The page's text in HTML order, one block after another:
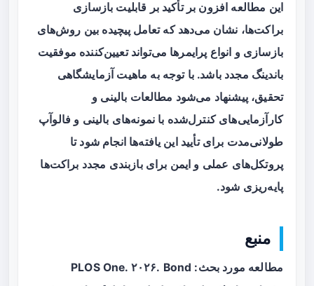
این مطالعه افزون بر تأکید بر قابلیت بازسازی
براکت‌ها، نشان می‌دهد کهتعامل پیچیده بین روش‌های
بازسازی و انواع پرایمرها می‌تواند تعیین‌کننده موفقیت
باندینگ مجدد باشد. با توجه به ماهیت آزمایشگاهی
تحقیق، پیشنهاد می‌شود مطالعات بالینی و
کارآزمایی‌های کنترل‌شده با نمونه‌های بالینی و فالوآپ
طولانی‌مدت برای تأیید این یافته‌ها انجام شود تا
پروتکل‌های عملی و ایمن برای بازبندی مجدد براکت‌ها
پایه‌ریزی شود.
منبع
مطالعه مورد بحث: PLOS One. ۲۰۲۶. Bond